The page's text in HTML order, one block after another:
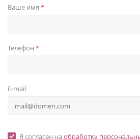
Ваше имя *
Телефон *
E-mail
Я согласен на обработку